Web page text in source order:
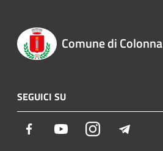
Comune di Colonna
SEGUICI SU
Facebook YoutubeInstagram